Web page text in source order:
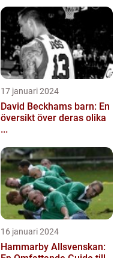
17 januari 2024
David Beckhams barn: En
översikt över deras olika
...
16 januari 2024
Hammarby Allsvenskan: